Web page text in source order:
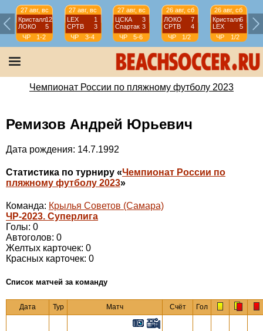
27 авг, вс
Кристалл12
ЛОКО
5
ЧР
1-2
27 авг, вс
LEX
1
СРТВ
3
ЧР
3-4
27 авг, вс
ЦСКА
3
Спартак 3
ЧР
5-6
26 авг, сб
ЛОКО
7
СРТВ
4
ЧР
1/2
26 авг, сб
Кристалл6
LEX
5
ЧР
1/2
Чемпионат России по пляжному футболу 2023
Ремизов Андрей Юрьевич
Дата рождения: 14.7.1992
Статистика по турниру «Чемпионат России по
пляжному футболу 2023»
Команда: Крылья Советов (Самара)
ЧР-2023. Суперлига
Голы: 0
Автоголов: 0
Желтых карточек: 0
Красных карточек: 0
Cписок матчей за команду
Дата Тур Матч Счёт Гол